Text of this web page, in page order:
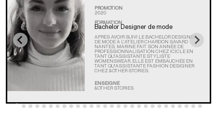
PROMOTION
2020
FORMATION
Bachelor Designer de mode
APRÈS AVOIR SUIVI LE BACHELOR DESIGNER
DE MODE À L'ATELIER CHARDON SAVARD
NANTES, MARINE FAIT SON ANNÉE DE
PROFESSIONNALISATION CHEZ ICICLE EN
TANT QU'ASSISTANTE STYLISTE
WOMENSWEAR. ELLE EST EMBAUCHÉE EN
TANT QU'ASSISTANTE FASHION DESIGNER
CHEZ &OTHER STORIES.
ENSEIGNE
&OTHER STORIES